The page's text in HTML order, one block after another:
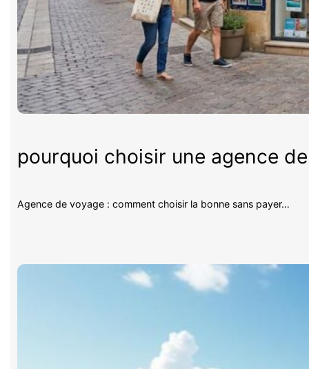
pourquoi choisir une agence
Agence de voyage : comment choisir la bonne sans payer…